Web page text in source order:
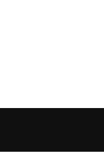
VIÑA DEL MAR – CHILE